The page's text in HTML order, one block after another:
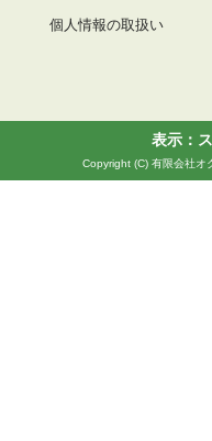
個人情報の取扱い
表示：
Copyright (C) 有限会社オ